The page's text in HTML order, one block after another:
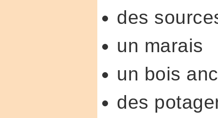
des
un marais
un bois
des